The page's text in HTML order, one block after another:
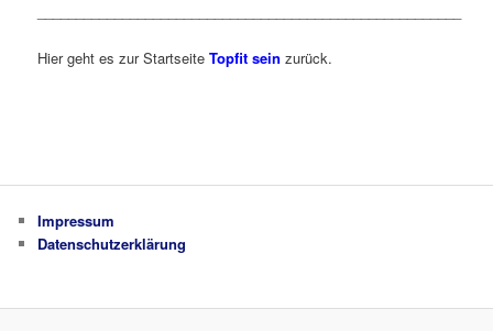
Hier geht es zur StartseiteTopfit sein zurück.
Impressum
Datenschutzerklärung